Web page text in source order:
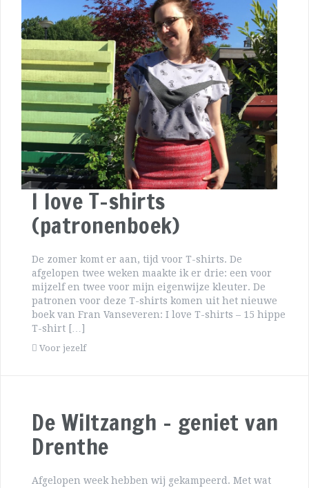
I love T-shirts
(patronenboek)
De zomer komt er aan, tijd voor T-shirts. De
afgelopen twee weken maakte ik er drie: een voor
mijzelf en twee voor mijn eigenwijze kleuter. De
patronen voor deze T-shirts komen uit het nieuwe
boek van Fran Vanseveren: I love T-shirts – 15 hippe
T-shirt […]
Voor jezelf
De Wiltzangh – geniet van
Drenthe
Afgelopen week hebben wij gekampeerd. Met wat